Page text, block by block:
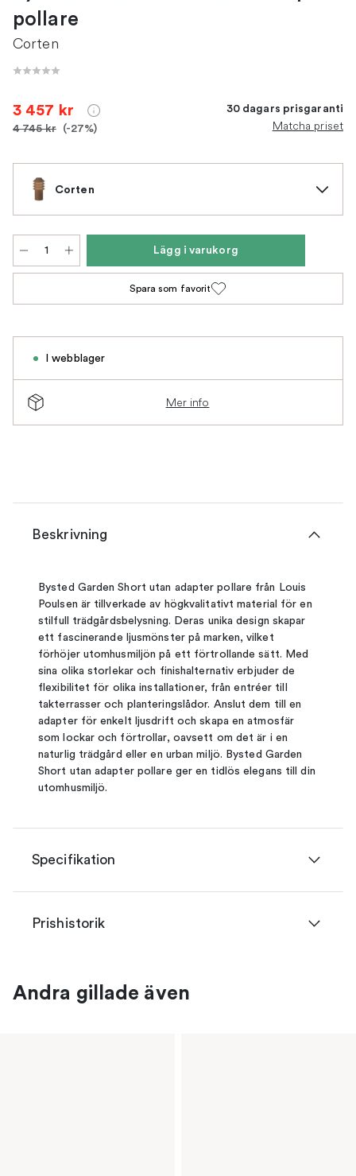
pollare
Corten
3 457 kr
4 745 kr (-27%)
30 dagars prisgaranti
Matcha priset
Corten
Lägg i varukorg
Spara som favorit
I webblager
Mer info
Beskrivning
Bysted Garden Short utan adapter pollare från Louis
Poulsen är tillverkade av högkvalitativt material för en
stilfull trädgårdsbelysning. Deras unika design skapar
ett fascinerande ljusmönster på marken, vilket
förhöjer utomhusmiljön på ett förtrollande sätt. Med
sina olika storlekar och finishalternativ erbjuder de
flexibilitet för olika installationer, från entréer till
takterrasser och planteringslådor. Anslut dem till en
adapter för enkelt ljusdrift och skapa en atmosfär
som lockar och förtrollar, oavsett om det är i en
naturlig trädgård eller en urban miljö. Bysted Garden
Short utan adapter pollare ger en tidlös elegans till din
utomhusmiljö.
Specifikation
Prishistorik
Andra gillade även